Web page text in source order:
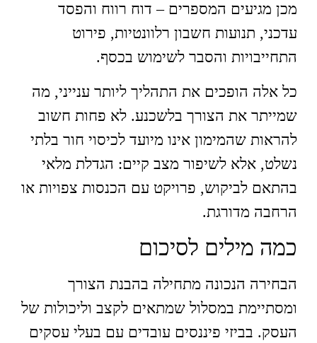
מכן מגיעים המספרים – דוח רווח והפסד
עדכני, תנועות חשבון רלוונטיות, פירוט
התחייבויות והסבר לשימוש בכסף.
כל אלה הופכים את התהליך ליותר ענייני, מה
שמייתר את הצורך בלשכנע. לא פחות חשוב
להראות שהמימון אינו מיועד לכיסוי חור בלתי
נשלט, אלא לשיפור מצב קיים: הגדלת מלאי
בהתאם לביקוש, פרויקט עם הכנסות צפויות או
הרחבה מדורגת.
כמה מילים לסיכום
הבחירה הנכונה מתחילה בהבנת הצורך
ומסתיימת במסלול שמתאים לקצב וליכולות של
העסק. בביזי פיננסים עובדים עם בעלי עסקים